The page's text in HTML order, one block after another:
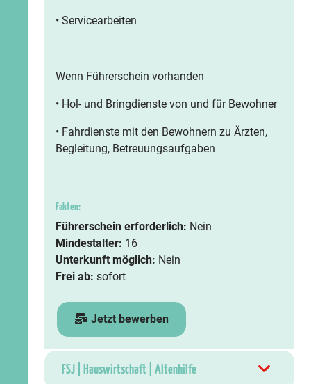
• Servicearbeiten
Wenn Führerschein vorhanden
• Hol- und Bringdienste von und für Bewohner
• Fahrdienste mit den Bewohnern zu Ärzten,
Begleitung, Betreuungsaufgaben
Fakten:
Führerschein erforderlich: Nein
Mindestalter: 16
Unterkunft möglich: Nein
Frei ab: sofort
Jetzt bewerben
FSJ | Hauswirtschaft | Altenhilfe